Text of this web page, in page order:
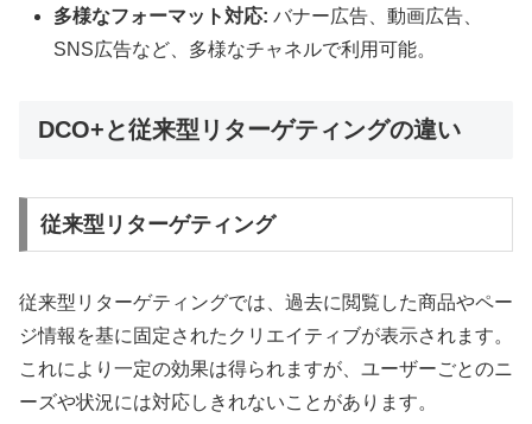
多様なフォーマット対応: バナー広告、動画広告、
SNS広告など、多様なチャネルで利用可能。
DCO+と従来型リターゲティングの違い
従来型リターゲティング
従来型リターゲティングでは、過去に閲覧した商品やペー
ジ情報を基に固定されたクリエイティブが表示されます。
これにより一定の効果は得られますが、ユーザーごとのニ
ーズや状況には対応しきれないことがあります。